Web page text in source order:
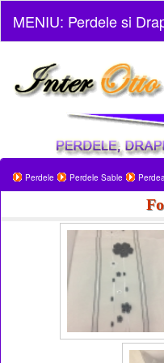
MENIU: Perdele si
Perdele Perdele Sable